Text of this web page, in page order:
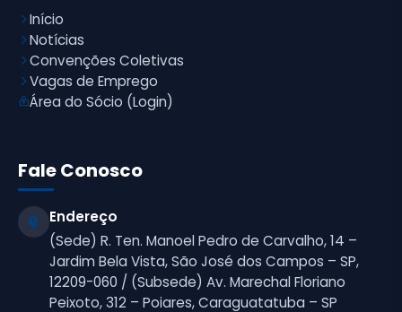
Início
Notícias
Convenções Coletivas
Vagas de Emprego
Área do Sócio (Login)
Fale Conosco
Endereço
(Sede) R. Ten. Manoel Pedro de Carvalho, 14 –
Jardim Bela Vista, São José dos Campos – SP,
12209-060 / (Subsede) Av. Marechal Floriano
Peixoto, 312 – Poiares, Caraguatatuba – SP